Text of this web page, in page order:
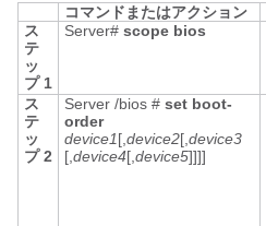
コマンドまたはアクション
ス
テ
ッ
プ 1
Server# scope bios
ス
テ
ッ
プ 2
Server /bios # set boot-
order
device1[, device2[, device3
[, device4[, device5]]]]